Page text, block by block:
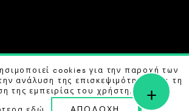
αθηΝΕΑ, ALL RIGHTS RESERVED.
STUDIO. DEVELOPED BYB LABS
cookies για την παροχή των
ανάλυση της επισκεψιμότητας και τη
της εμπειρίας του χρήστη. Μάθετε
εδώ ΑΠΟΔΟΧΗ
+